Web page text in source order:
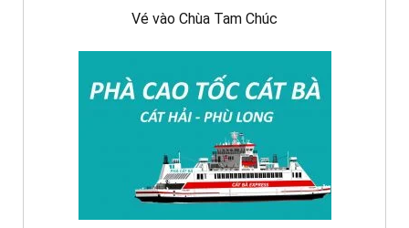
Vé vào Chùa Tam Chúc